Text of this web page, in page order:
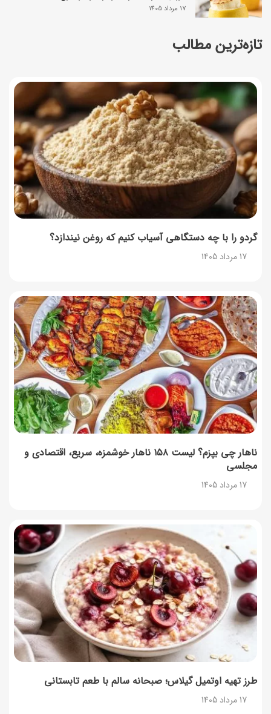
تازه‌ترین مطالب
گردو را با چه دستگاهی آسیاب کنیم که روغن نیندازد؟
17 مرداد 1405
ناهار چی بپزم؟ لیست ۱۵۸ ناهار خوشمزه، سریع، اقتصادی و
مجلسی
17 مرداد 1405
طرز تهیه اوتمیل گیلاس؛ صبحانه سالم با طعم تابستانی
17 مرداد 1405
17 مرداد 1405
چرا موجودی کالابرگ کم شده؟ (راهنمای پیگیری + رفع
ساخت فیلم سینمایی «Game of Thrones» رسماً تأیید شد
17 مرداد 1405
آموزش گام به گام برنامه شمیم کالابرگ
17 مرداد 1405
لیست شهرهای فعال اُکالا
17 مرداد 1405
راهنمای اعتراض به کالابرگ مرداد ۱۴۰۵ + شماره پشتیبانی
17 مرداد 1405
نحوه دریافت رمز خرید کالابرگ برای خرید آنلاین (رمز
یکبارمصرف کالابرگ)
17 مرداد 1405